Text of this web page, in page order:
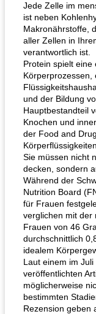
Hühnchen,
Jede Zelle im
ist neben
Makronährstoffe,
aller Zellen in
verantwortlich ist.
Protein spielt eine
Körperprozessen,
und der Bildung
Hauptbestandteil
Knochen und
der Food and
Sie müssen nicht
decken, sondern
Während der
Nutrition Board
für Frauen
verglichen mit der
Frauen von 46
durchschnittlich
idealem
Laut einem im
veröffentlichten
möglicherweise
bestimmten
Rezension geben